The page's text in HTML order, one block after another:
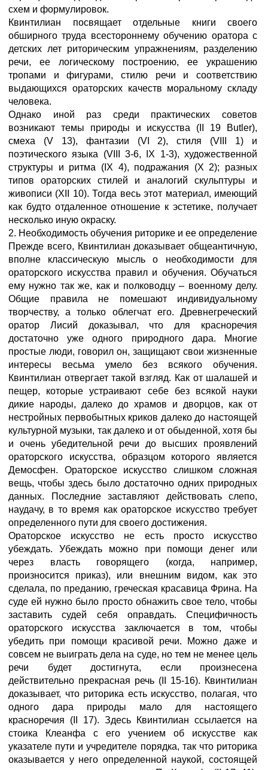
схем и формулировок.
Квинтилиан посвящает отдельные книги своего
обширного труда всестороннему обучению оратора с
детских лет риторическим упражнениям, разделению
речи, ее логическому построению, ее украшению
тропами и фигурами, стилю речи и соответствию
выдающихся ораторских качеств моральному складу
человека.
Однако иной раз среди практических советов
возникают темы природы и искусства (II 19 Butler),
смеха (V 13), фантазии (VI 2), стиля (VIII 1) и
поэтического языка (VIII 3-6, IX 1-3), художественной
структуры и ритма (IX 4), подражания (X 2); разных
типов ораторских стилей и аналогий скульптуры и
живописи (XII 10). Тогда весь этот материал, имеющий
как будто отдаленное отношение к эстетике, получает
несколько иную окраску.
2. Необходимость обучения риторике и ее определение
Прежде всего, Квинтилиан доказывает общеантичную,
вполне классическую мысль о необходимости для
ораторского искусства правил и обучения. Обучаться
ему нужно так же, как и полководцу – военному делу.
Общие правила не помешают индивидуальному
творчеству, а только облегчат его. Древнегреческий
оратор Лисий доказывал, что для красноречия
достаточно уже одного природного дара. Многие
простые люди, говорил он, защищают свои жизненные
интересы весьма умело без всякого обучения.
Квинтилиан отвергает такой взгляд. Как от шалашей и
пещер, которые устраивают себе без всякой науки
дикие народы, далеко до храмов и дворцов, как от
нестройных первобытных криков далеко до настоящей
культурной музыки, так далеко и от обыденной, хотя бы
и очень убедительной речи до высших проявлений
ораторского искусства, образцом которого является
Демосфен. Ораторское искусство слишком сложная
вещь, чтобы здесь было достаточно одних природных
данных. Последние заставляют действовать слепо,
наудачу, в то время как ораторское искусство требует
определенного пути для своего достижения.
Ораторское искусство не есть просто искусство
убеждать. Убеждать можно при помощи денег или
через власть говорящего (когда, например,
произносится приказ), или внешним видом, как это
сделала, по преданию, греческая красавица Фрина. На
суде ей нужно было просто обнажить свое тело, чтобы
заставить судей себя оправдать. Специфичность
ораторского искусства заключается в том, чтобы
убедить при помощи красивой речи. Можно даже и
совсем не выиграть дела на суде, но тем не менее цель
речи будет достигнута, если произнесена
действительно прекрасная речь (II 15-16). Квинтилиан
доказывает, что риторика есть искусство, полагая, что
одного дара природы мало для настоящего
красноречия (II 17). Здесь Квинтилиан ссылается на
стоика Клеанфа с его учением об искусстве как
указателе пути и учредителе порядка, так что риторика
оказывается у него определенной наукой, состоящей